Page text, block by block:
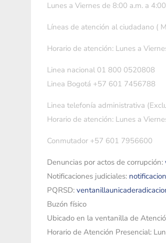
Lunes a Viernes de 8:00 a.m. a
Líneas de atención al ciudadano (
Horario de atención: Lunes a
Linea nacional 01 800 0520808
Linea Bogotá +57 601 7456788
Linea telefonía administrativa
Horario de atención: Lunes a
Conmutador +57 601 7956600
Denuncias por actos de corrupción:
Notificaciones judiciales:
PQRSD:
Buzón físico
Ubicado en la ventanilla de
Horario de Atención Presencial: